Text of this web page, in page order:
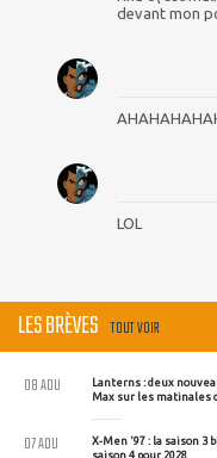
devant mon
LOL
LES BRÈVES TOUT VOIR
Lanterns : deux
Max sur les matinales
08 AOU
X-Men '97 : la saison 3
saison 4 pour 2028
07 AOU